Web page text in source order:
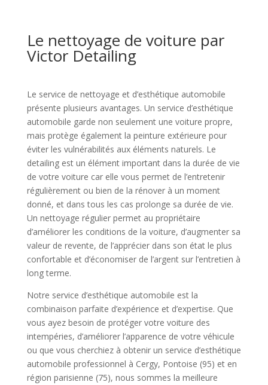
Le nettoyage de voiture par
Victor Detailing
Le service de nettoyage et d’esthétique automobile
présente plusieurs avantages. Un service d’esthétique
automobile garde non seulement une voiture propre,
mais protège également la peinture extérieure pour
éviter les vulnérabilités aux éléments naturels. Le
detailing est un élément important dans la durée de vie
de votre voiture car elle vous permet de l’entretenir
régulièrement ou bien de la rénover à un moment
donné, et dans tous les cas prolonge sa durée de vie.
Un nettoyage régulier permet au propriétaire
d’améliorer les conditions de la voiture, d’augmenter sa
valeur de revente, de l’apprécier dans son état le plus
confortable et d’économiser de l’argent sur l’entretien à
long terme.
Notre service d’esthétique automobile est la
combinaison parfaite d’expérience et d’expertise. Que
vous ayez besoin de protéger votre voiture des
intempéries, d’améliorer l’apparence de votre véhicule
ou que vous cherchiez à obtenir un service d’esthétique
automobile professionnel à Cergy, Pontoise (95) et en
région parisienne (75), nous sommes la meilleure